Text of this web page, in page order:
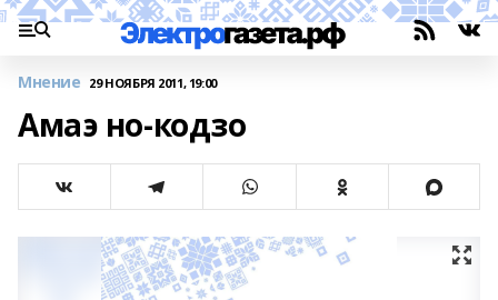
Мнение 29 НОЯБРЯ 2011, 19:00
Амаэ но-кодзо